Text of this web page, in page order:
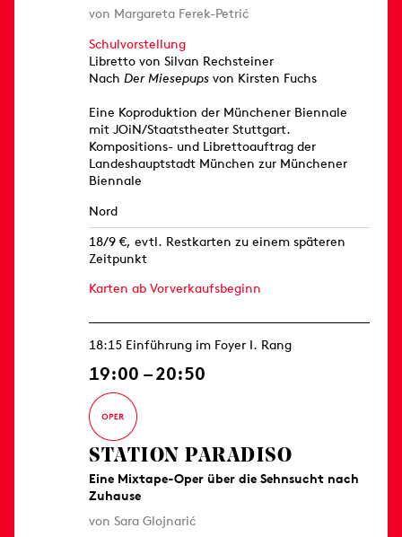
von Margareta Ferek-Petrić
Schulvorstellung
Libretto von Silvan Rechsteiner
NachDer Miesepups von Kirsten Fuchs
Eine Koproduktion der Münchener Biennale
mit JOiN/Staatstheater Stuttgart.
Kompositions- und Librettoauftrag der
Landeshauptstadt München zur Münchener
Biennale
Nord
18/9 €, evtl. Restkarten zu einem späteren
Zeitpunkt
Karten ab Vorverkaufsbeginn
18:15 Einführung im Foyer I. Rang
19:00 – 20:50
STATION PARADISO
Eine Mixtape-Oper über die Sehnsucht nach
Zuhause
von Sara Glojnarić